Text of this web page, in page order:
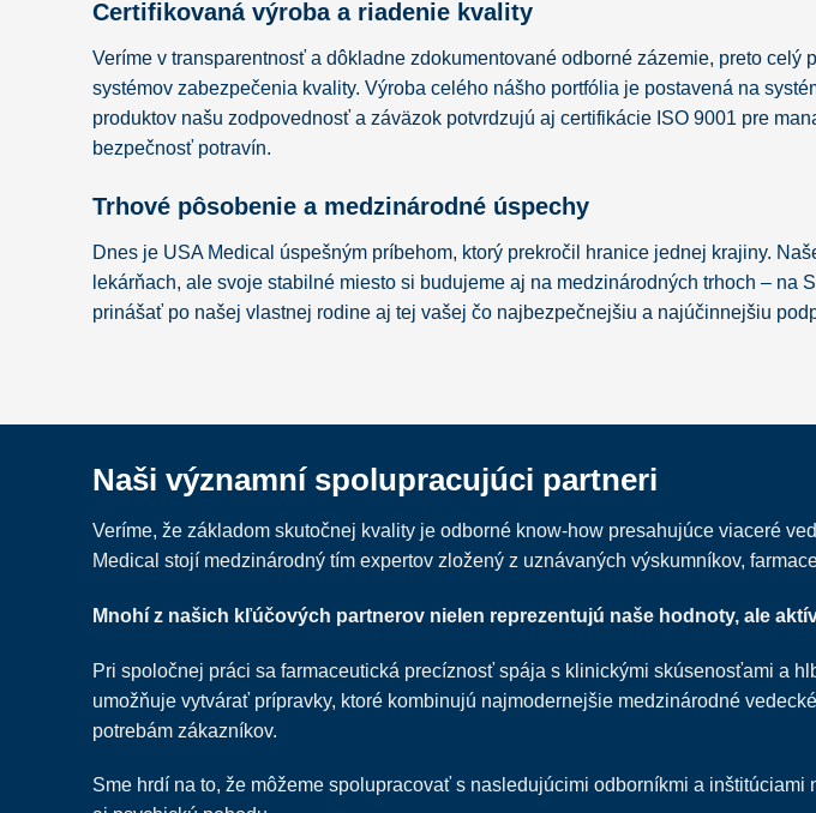
Certifikovaná výroba a riadenie kvality
Veríme v transparentnosť a dôkladne zdokumentované odborné zázemie, preto
systémov zabezpečenia kvality. Výroba celého nášho portfólia je postavená na
produktov našu zodpovednosť a záväzok potvrdzujú aj certifikácie ISO 9001 pre
bezpečnosť potravín.
Trhové pôsobenie a medzinárodné úspechy
Dnes je USA Medical úspešným príbehom, ktorý prekročil hranice jednej krajiny.
lekárňach, ale svoje stabilné miesto si budujeme aj na medzinárodných trhoch –
prinášať po našej vlastnej rodine aj tej vašej čo najbezpečnejšiu a najúčinnejšiu
Naši významní spolupracujúci partneri
Veríme, že základom skutočnej kvality je odborné know-how presahujúce viaceré
Medical stojí medzinárodný tím expertov zložený z uznávaných výskumníkov,
Mnohí z našich kľúčových partnerov nielen reprezentujú naše hodnoty, ale
Pri spoločnej práci sa farmaceutická precíznosť spája s klinickými skúsenosťami a
umožňuje vytvárať prípravky, ktoré kombinujú najmodernejšie medzinárodné
potrebám zákazníkov.
Sme hrdí na to, že môžeme spolupracovať s nasledujúcimi odborníkmi a